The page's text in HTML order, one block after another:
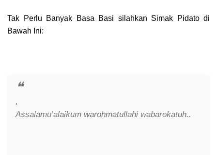
Tak Perlu Banyak Basa Basi silahkan Simak Pidato di
Bawah Ini:
.
Assalamu’alaikum warohmatullahi wabarokatuh..